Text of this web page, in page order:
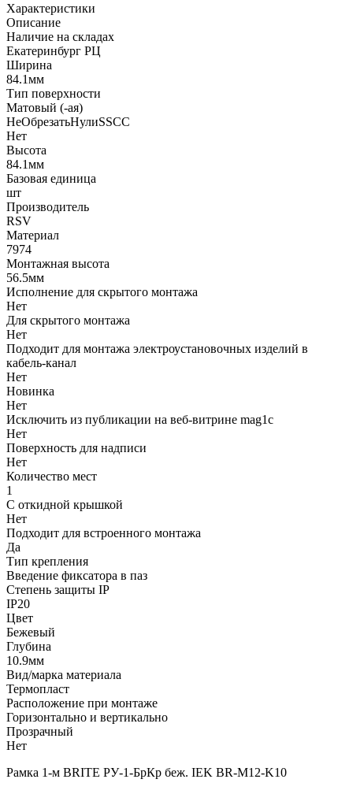
Характеристики
Описание
Наличие на складах
Екатеринбург РЦ
Ширина
84.1мм
Тип поверхности
Матовый (-ая)
НеОбрезатьНулиSSCC
Нет
Высота
84.1мм
Базовая единица
шт
Производитель
RSV
Материал
7974
Монтажная высота
56.5мм
Исполнение для скрытого монтажа
Нет
Для скрытого монтажа
Нет
Подходит для монтажа электроустановочных изделий в
кабель-канал
Нет
Новинка
Нет
Исключить из публикации на веб-витрине mag1c
Нет
Поверхность для надписи
Нет
Количество мест
1
С откидной крышкой
Нет
Подходит для встроенного монтажа
Да
Тип крепления
Введение фиксатора в паз
Степень защиты IP
IP20
Цвет
Бежевый
Глубина
10.9мм
Вид/марка материала
Термопласт
Расположение при монтаже
Горизонтально и вертикально
Прозрачный
Нет
Рамка 1-м BRITE РУ-1-БрКр беж. IEK BR-M12-K10